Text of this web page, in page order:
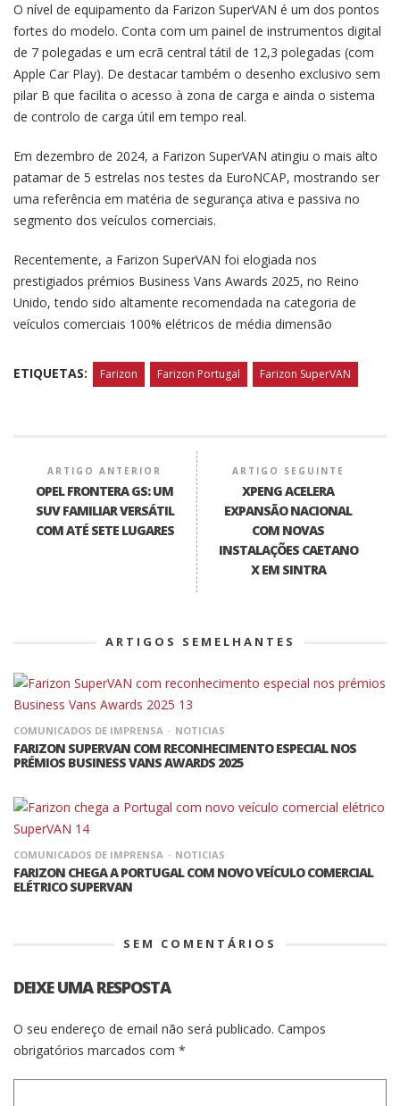
O nível de equipamento da Farizon SuperVAN é um dos pontos
fortes do modelo. Conta com um painel de instrumentos digital
de 7 polegadas e um ecrã central tátil de 12,3 polegadas (com
Apple Car Play). De destacar também o desenho exclusivo sem
pilar B que facilita o acesso à zona de carga e ainda o sistema
de controlo de carga útil em tempo real.
Em dezembro de 2024, a Farizon SuperVAN atingiu o mais alto
patamar de 5 estrelas nos testes da EuroNCAP, mostrando ser
uma referência em matéria de segurança ativa e passiva no
segmento dos veículos comerciais.
Recentemente, a Farizon SuperVAN foi elogiada nos
prestigiados prémios Business Vans Awards 2025, no Reino
Unido, tendo sido altamente recomendada na categoria de
veículos comerciais 100% elétricos de média dimensão
ETIQUETAS: Farizon Farizon Portugal Farizon SuperVAN
ARTIGO ANTERIOR
OPEL FRONTERA GS: UM
SUV FAMILIAR VERSÁTIL
COM ATÉ SETE LUGARES
ARTIGO SEGUINTE
XPENG ACELERA
EXPANSÃO NACIONAL
COM NOVAS
INSTALAÇÕES CAETANO
X EM SINTRA
ARTIGOS SEMELHANTES
COMUNICADOS DE IMPRENSA NOTICIAS
FARIZON SUPERVAN COM RECONHECIMENTO ESPECIAL NOS
PRÉMIOS BUSINESS VANS AWARDS 2025
COMUNICADOS DE IMPRENSA NOTICIAS
FARIZON CHEGA A PORTUGAL COM NOVO VEÍCULO COMERCIAL
ELÉTRICO SUPERVAN
SEM COMENTÁRIOS
DEIXE UMA RESPOSTA
O seu endereço de email não será publicado. Campos
obrigatórios marcados com *